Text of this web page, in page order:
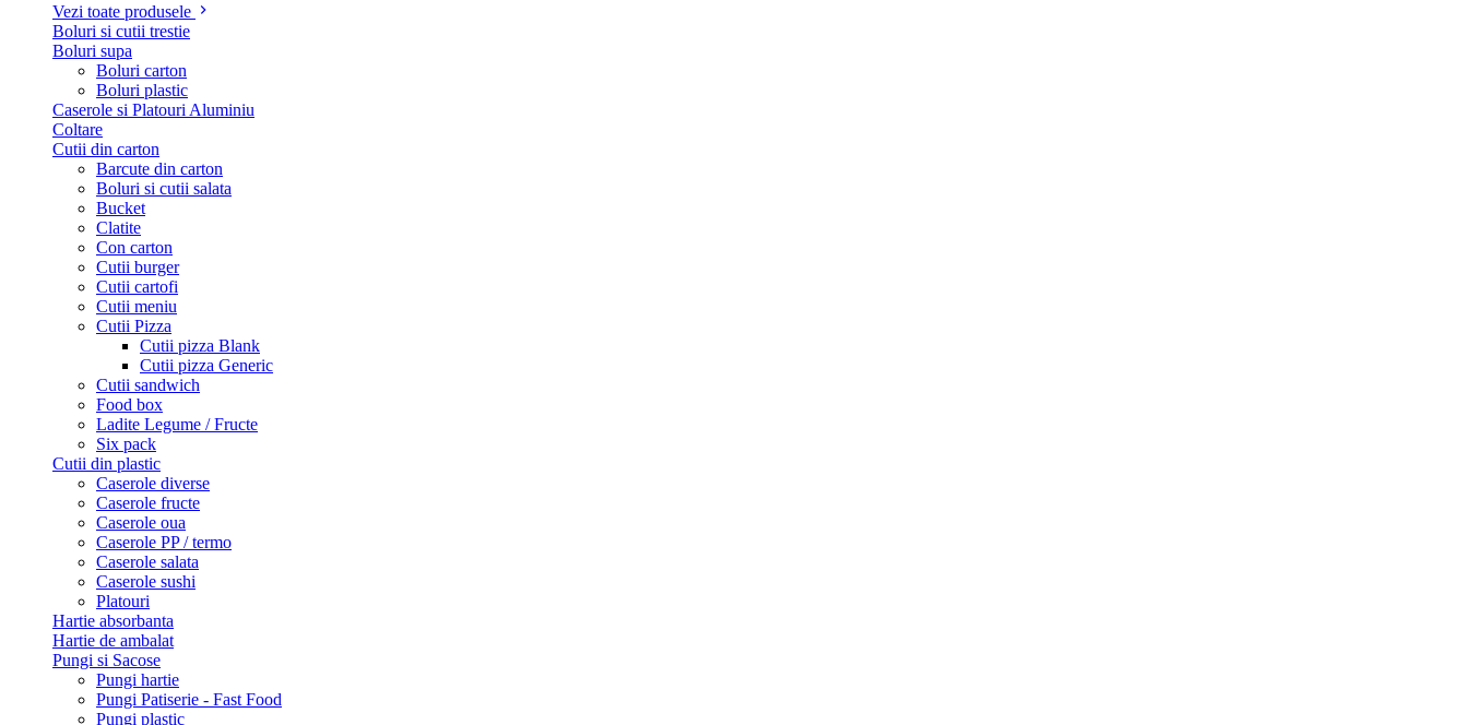
Vezi toate produsele
Boluri si cutii trestie
Boluri supa
Boluri carton
Boluri plastic
Caserole si Platouri Aluminiu
Coltare
Cutii din carton
Barcute din carton
Boluri si cutii salata
Bucket
Clatite
Con carton
Cutii burger
Cutii cartofi
Cutii meniu
Cutii Pizza
Cutii pizza Blank
Cutii pizza Generic
Cutii sandwich
Food box
Ladite Legume / Fructe
Six pack
Cutii din plastic
Caserole diverse
Caserole fructe
Caserole oua
Caserole PP / termo
Caserole salata
Caserole sushi
Platouri
Hartie absorbanta
Hartie de ambalat
Pungi si Sacose
Pungi hartie
Pungi Patiserie - Fast Food
Pungi plastic